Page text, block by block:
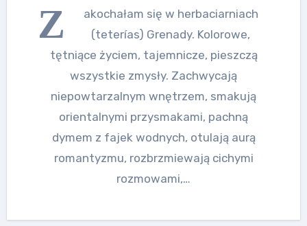
Z
akochałam się w herbaciarniach
(teterías) Grenady. Kolorowe,
tętniące życiem, tajemnicze, pieszczą
wszystkie zmysły. Zachwycają
niepowtarzalnym wnętrzem, smakują
orientalnymi przysmakami, pachną
dymem z fajek wodnych, otulają aurą
romantyzmu, rozbrzmiewają cichymi
rozmowami,…